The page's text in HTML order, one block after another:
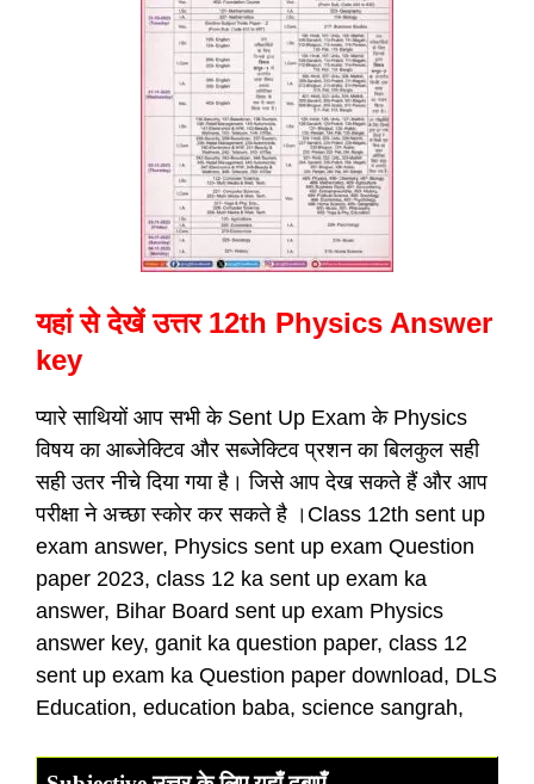
यहां से देखें उत्तर 12th Physics Answer
key
प्यारे साथियों आप सभी के Sent Up Exam के Physics
विषय का आब्जेक्टिव और सब्जेक्टिव प्रशन का बिलकुल सही
सही उतर नीचे दिया गया है। जिसे आप देख सकते हैं और आप
परीक्षा ने अच्छा स्कोर कर सकते है ।Class 12th sent up
exam answer, Physics sent up exam Question
paper 2023, class 12 ka sent up exam ka
answer, Bihar Board sent up exam Physics
answer key, ganit ka question paper, class 12
sent up exam ka Question paper download, DLS
Education, education baba, science sangrah,